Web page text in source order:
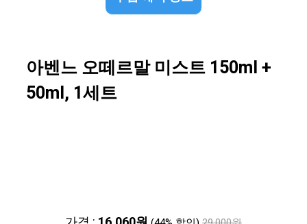
아벤느 오떼르말 미스트 150ml +
50ml, 1세트